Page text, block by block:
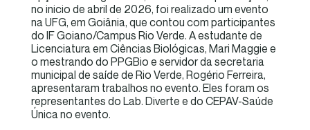
no inicio de abril de 2026, foi realizado um evento
na UFG, em Goiânia, que contou com participantes
do IF Goiano/Campus Rio Verde. A estudante de
Licenciatura em Ciências Biológicas, Mari Maggie e
o mestrando do PPGBio e servidor da secretaria
municipal de saíde de Rio Verde, Rogério Ferreira,
apresentaram trabalhos no evento. Eles foram os
representantes do Lab. Diverte e do CEPAV-Saúde
Única no evento.